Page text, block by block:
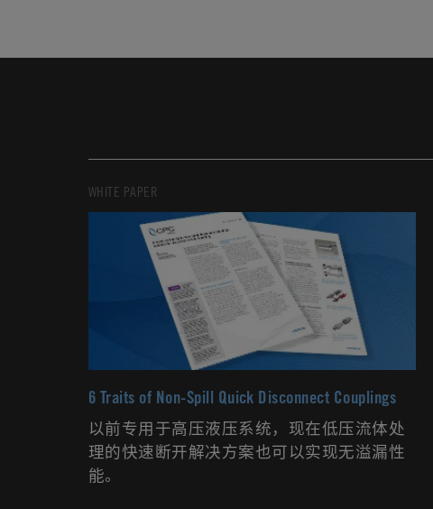
WHITE PAPER
6 Traits of Non-Spill Quick Disconnect Couplings
以前专用于高压液压系统，现在低压流体处
理的快速断开解决方案也可以实现无溢漏性
能。